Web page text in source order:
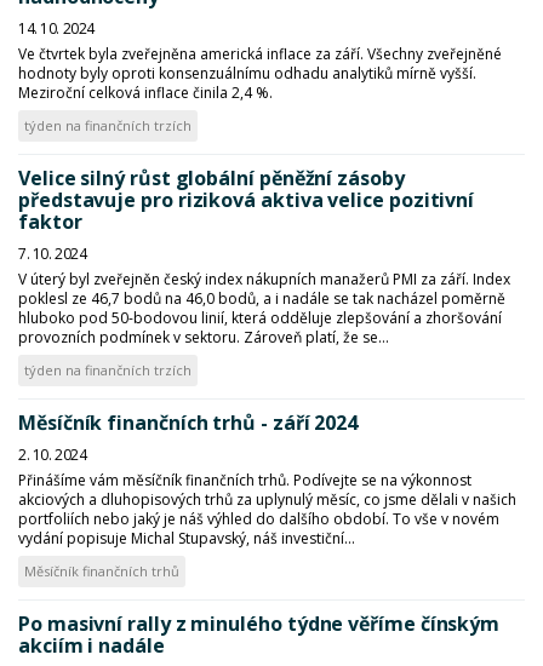
14. 10. 2024
Ve čtvrtek byla zveřejněna americká inflace za září. Všechny zveřejněné
hodnoty byly oproti konsenzuálnímu odhadu analytiků mírně vyšší.
Meziroční celková inflace činila 2,4 %.
týden na finančních trzích
Velice silný růst globální pěněžní zásoby
představuje pro riziková aktiva velice pozitivní
faktor
7. 10. 2024
V úterý byl zveřejněn český index nákupních manažerů PMI za září. Index
poklesl ze 46,7 bodů na 46,0 bodů, a i nadále se tak nacházel poměrně
hluboko pod 50-bodovou linií, která odděluje zlepšování a zhoršování
provozních podmínek v sektoru. Zároveň platí, že se...
týden na finančních trzích
Měsíčník finančních trhů - září 2024
2. 10. 2024
Přinášíme vám měsíčník finančních trhů. Podívejte se na výkonnost
akciových a dluhopisových trhů za uplynulý měsíc, co jsme dělali v našich
portfoliích nebo jaký je náš výhled do dalšího období. To vše v novém
vydání popisuje Michal Stupavský, náš investiční...
Měsíčník finančních trhů
Po masivní rally z minulého týdne věříme čínským
akciím i nadále